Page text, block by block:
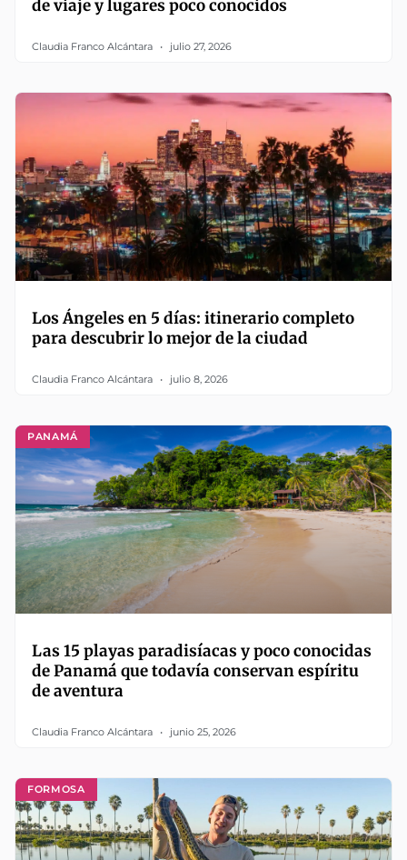
de viaje y lugares poco conocidos
Claudia Franco Alcántara julio 27, 2026
Los Ángeles en 5 días: itinerario completo
para descubrir lo mejor de la ciudad
Claudia Franco Alcántara julio 8, 2026
PANAMÁ
Las 15 playas paradisíacas y poco conocidas
de Panamá que todavía conservan espíritu
de aventura
Claudia Franco Alcántara junio 25, 2026
FORMOSA